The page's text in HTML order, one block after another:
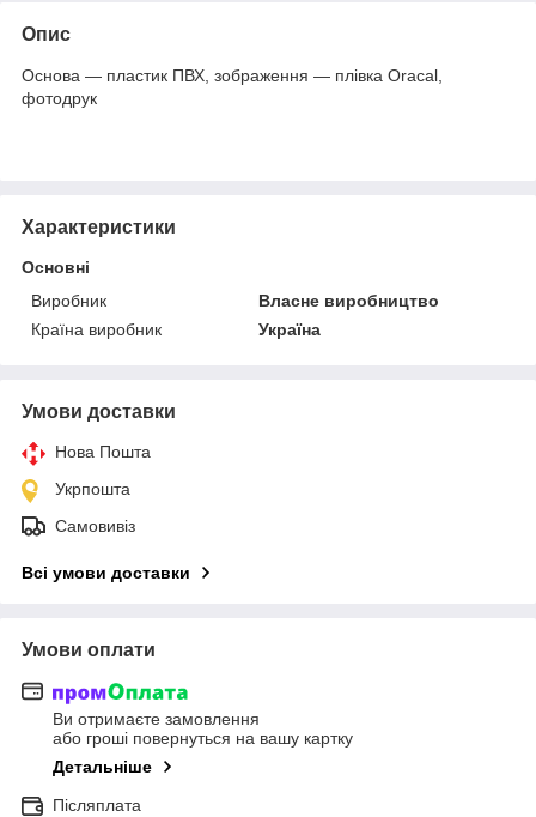
Опис
Основа — пластик ПВХ, зображення — плівка Oracal,
фотодрук
Характеристики
Основні
Виробник
Власне виробництво
Країна виробник
Україна
Умови доставки
Нова Пошта
Укрпошта
Самовивіз
Всі умови доставки
Умови оплати
Ви отримаєте замовлення
або гроші повернуться на вашу картку
Детальніше
Післяплата